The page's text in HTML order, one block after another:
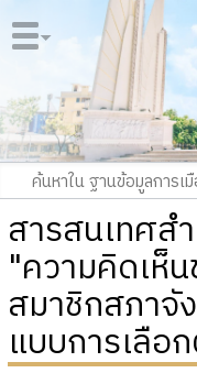
สารสนเทศส
"ความคิดเห็
สมาชิกสภาจั
แบบการเลือ